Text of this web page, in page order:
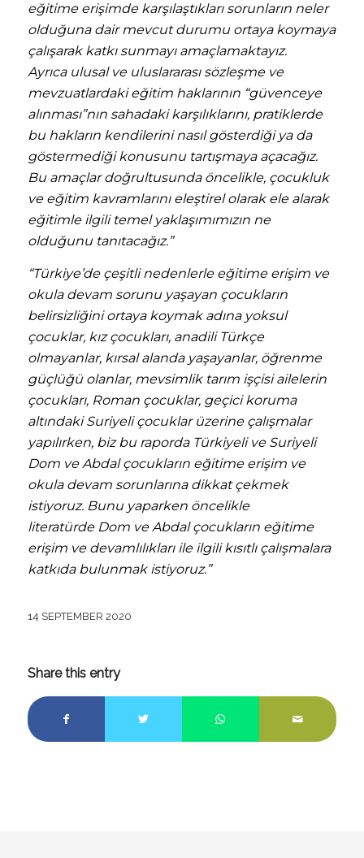
eğitime erişimde karşılaştıkları sorunların neler
olduğuna dair mevcut durumu ortaya koymaya
çalışarak katkı sunmayı amaçlamaktayız.
Ayrıca ulusal ve uluslararası sözleşme ve
mevzuatlardaki eğitim haklarının “güvenceye
alınması”nın sahadaki karşılıklarını, pratiklerde
bu hakların kendilerini nasıl gösterdiği ya da
göstermediği konusunu tartışmaya açacağız.
Bu amaçlar doğrultusunda öncelikle, çocukluk
ve eğitim kavramlarını eleştirel olarak ele alarak
eğitimle ilgili temel yaklaşımımızın ne
olduğunu tanıtacağız.”
“Türkiye’de çeşitli nedenlerle eğitime erişim ve
okula devam sorunu yaşayan çocukların
belirsizliğini ortaya koymak adına yoksul
çocuklar, kız çocukları, anadili Türkçe
olmayanlar, kırsal alanda yaşayanlar, öğrenme
güçlüğü olanlar, mevsimlik tarım işçisi ailelerin
çocukları, Roman çocuklar, geçici koruma
altındaki Suriyeli çocuklar üzerine çalışmalar
yapılırken, biz bu raporda Türkiyeli ve Suriyeli
Dom ve Abdal çocukların eğitime erişim ve
okula devam sorunlarına dikkat çekmek
istiyoruz. Bunu yaparken öncelikle
literatürde Dom ve Abdal çocukların eğitime
erişim ve devamlılıkları ile ilgili kısıtlı çalışmalara
katkıda bulunmak istiyoruz.”
14 SEPTEMBER 2020
Share this entry